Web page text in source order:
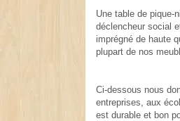
Une table de pique-
déclencheur social
imprégné de haute
plupart de nos
Ci-dessous nous
entreprises, aux
est durable et bon